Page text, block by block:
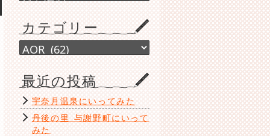
ー
イ
ブ
カテゴリー
カ
テ
リ
ー
最近の投稿
宇奈月温泉にいってみた
丹後の里 与謝野町にいって
みた